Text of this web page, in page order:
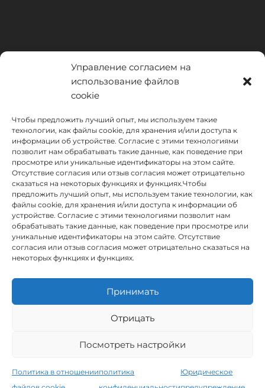
Управление согласием на
использование файлов
cookie
Чтобы предложить лучший опыт, мы используем такие
технологии, как файлы cookie, для хранения и/или доступа к
информации об устройстве. Согласие с этими технологиями
позволит нам обрабатывать такие данные, как поведение при
просмотре или уникальные идентификаторы на этом сайте.
Отсутствие согласия или отзыв согласия может отрицательно
сказаться на некоторых функциях и функциях.Чтобы
предложить лучший опыт, мы используем такие технологии, как
файлы cookie, для хранения и/или доступа к информации об
устройстве. Согласие с этими технологиями позволит нам
обрабатывать такие данные, как поведение при просмотре или
уникальные идентификаторы на этом сайте. Отсутствие
согласия или отзыв согласия может отрицательно сказаться на
некоторых функциях и функциях.
Принимать
Отрицать
Посмотреть настройки
Политика в отношенииполитика
Юридическое
INSTITUTO HISPANICO DE MURCIA, SOCIEDAD LIMITADA был
бенефициаром Европейского фонда регионального развития,
целью которого является развитие использования и качества
информационных и коммуникационных технологий и их
доступности, и благодаря которому он внедрил следующие
решения: присутствие в Интернете через его Веб-сайт.
поддержана Программой TIC Cámaras, Камарой Мурсии.
Политика конфиденциальности
Условия бронирования